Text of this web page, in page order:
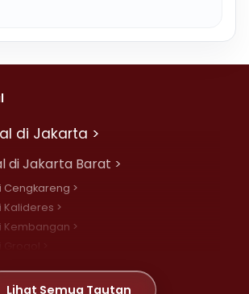
di Jakarta >
di Jakarta Barat >
Cengkareng >
Kalideres >
Kembangan >
Meruya >
Lihat Semua Tautan